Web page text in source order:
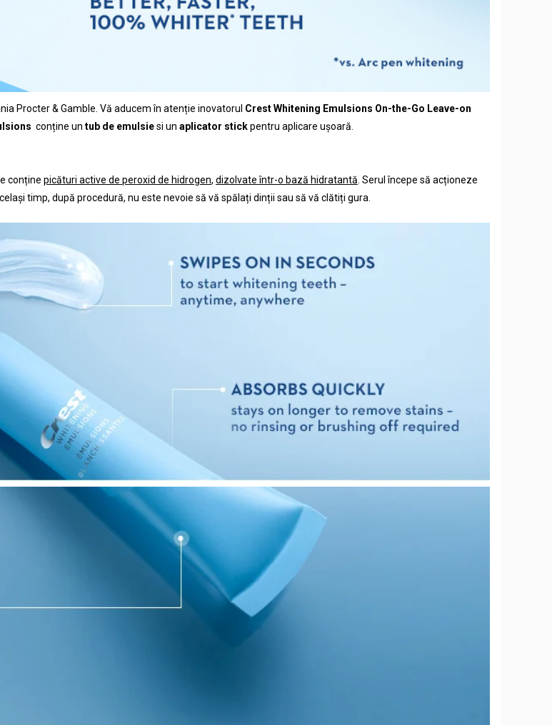
Procter & Gamble. Vă aducem în atenție inovatorul Crest Whitening Emulsions On-the-Go Leave-on
conține un tub de emulsiesi un aplicator stickpentru aplicare ușoară.
conține picături active de peroxid de hidrogen, dizolvate într-o bază hidratantă . Serul începe să acționeze
timp, după procedură, nu este nevoie să vă spălați dinții sau să vă clătiți gura.